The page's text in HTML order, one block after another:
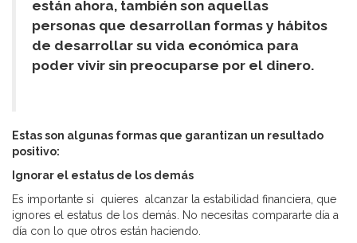
están ahora, también son aquellas
personas que desarrollan formas y hábitos
de desarrollar su vida económica para
poder vivir sin preocuparse por el dinero.
Estas son algunas formas que garantizan un resultado
positivo:
Ignorar el estatus de los demás
Es importante si quieres alcanzar la estabilidad financiera, que
ignores el estatus de los demás. No necesitas compararte día a
día con lo que otros están haciendo.